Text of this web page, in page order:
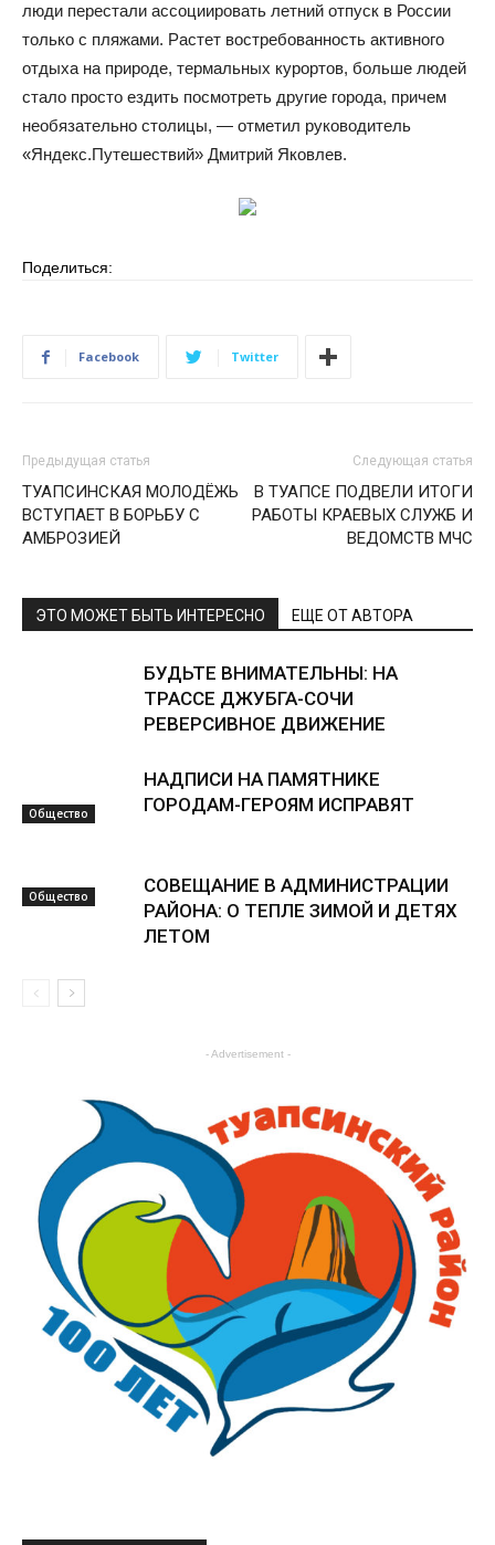
люди перестали ассоциировать летний отпуск в России
только с пляжами. Растет востребованность активного
отдыха на природе, термальных курортов, больше людей
стало просто ездить посмотреть другие города, причем
необязательно столицы, — отметил руководитель
«Яндекс.Путешествий» Дмитрий Яковлев.
Поделиться:
Facebook Twitter
Предыдущая статья
ТУАПСИНСКАЯ МОЛОДЁЖЬ
ВСТУПАЕТ В БОРЬБУ С
АМБРОЗИЕЙ
Следующая статья
В ТУАПСЕ ПОДВЕЛИ ИТОГИ
РАБОТЫ КРАЕВЫХ СЛУЖБ И
ВЕДОМСТВ МЧС
ЭТО МОЖЕТ БЫТЬ ИНТЕРЕСНО ЕЩЕ ОТ АВТОРА
Общество
БУДЬТЕ ВНИМАТЕЛЬНЫ: НА
ТРАССЕ ДЖУБГА-СОЧИ
РЕВЕРСИВНОЕ ДВИЖЕНИЕ
Общество
НАДПИСИ НА ПАМЯТНИКЕ
ГОРОДАМ-ГЕРОЯМ ИСПРАВЯТ
СОВЕЩАНИЕ В АДМИНИСТРАЦИИ
РАЙОНА: О ТЕПЛЕ ЗИМОЙ И ДЕТЯХ
ЛЕТОМ
- Advertisement -